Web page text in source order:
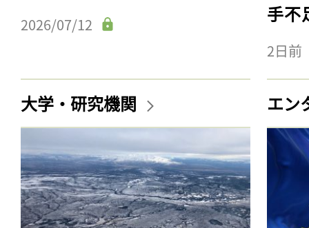
2026/07/12
手不
2日前
大学・研究機関 エン